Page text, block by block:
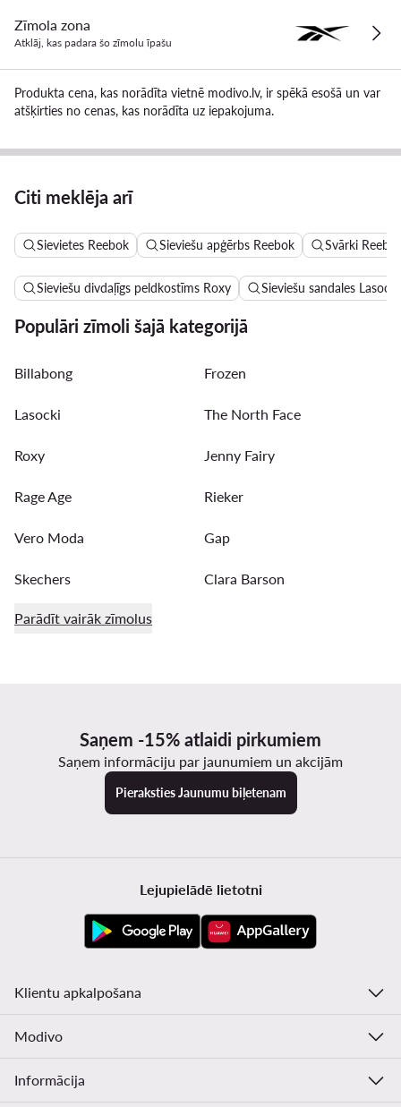
Zīmola zona
Atklāj, kas padara šo zīmolu īpašu
Produkta cena, kas norādīta vietnē modivo.lv, ir spēkā esošā un var
atšķirties no cenas, kas norādīta uz iepakojuma.
Citi meklēja arī
Sievietes Reebok Sieviešu apģērbs Reebok Svārki
Sieviešu divdaļīgs peldkostīms Roxy Sieviešu sandales Lasocki
Populāri zīmoli šajā kategorijā
Billabong Frozen
Lasocki The North Face
Roxy Jenny Fairy
Rage Age Rieker
Vero Moda Gap
Skechers Clara Barson
Parādīt vairāk zīmolus
Saņem -15% atlaidi pirkumiem
Saņem informāciju par jaunumiem un akcijām
Pieraksties Jaunumu biļetenam
Lejupielādē lietotni
Klientu apkalpošana
Modivo
Informācija